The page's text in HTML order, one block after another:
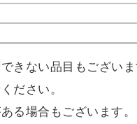
きない品目もござい
ださい。
る場合もございます。